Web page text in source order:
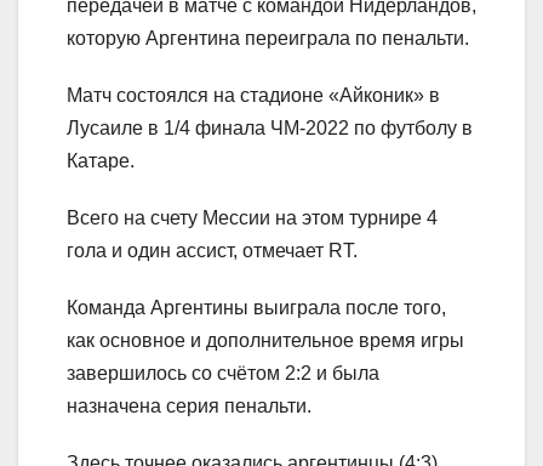
передачей в матче с командой Нидерландов,
которую Аргентина переиграла по пенальти.
Матч состоялся на стадионе «Айконик» в
Лусаиле в 1/4 финала ЧМ-2022 по футболу в
Катаре.
Всего на счету Мессии на этом турнире 4
гола и один ассист, отмечает RT.
Команда Аргентины выиграла после того,
как основное и дополнительное время игры
завершилось со счётом 2:2 и была
назначена серия пенальти.